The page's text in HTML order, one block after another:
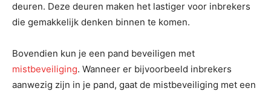
deuren. Deze deuren maken het lastiger voor inbrekers
die gemakkelijk denken binnen te komen.
Bovendien kun je een pand beveiligen met
mistbeveiliging. Wanneer er bijvoorbeeld inbrekers
aanwezig zijn in je pand, gaat de mistbeveiliging met een